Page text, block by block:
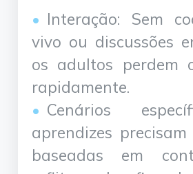
Interação: Sem
vivo ou discussões
os adultos perdem
rapidamente.
Cenários
aprendizes
baseadas em